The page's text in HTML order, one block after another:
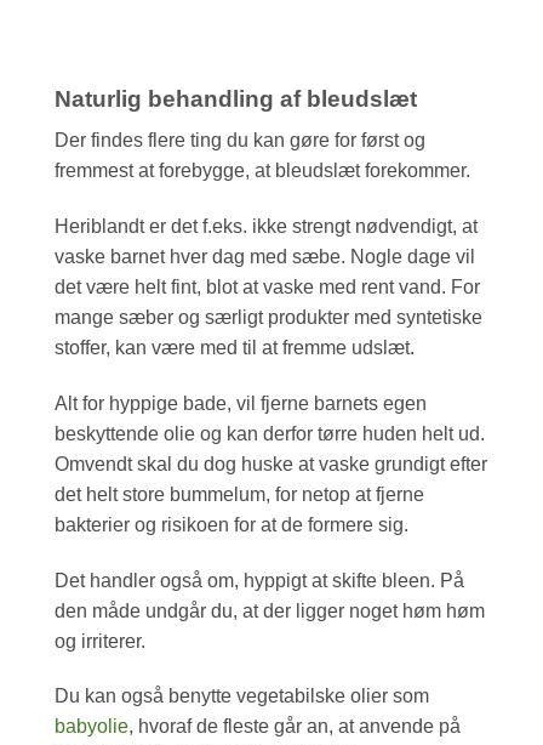
Naturlig behandling af bleudslæt
Der findes flere ting du kan gøre for først og
fremmest at forebygge, at bleudslæt forekommer.
Heriblandt er det f.eks. ikke strengt nødvendigt, at
vaske barnet hver dag med sæbe. Nogle dage vil
det være helt fint, blot at vaske med rent vand. For
mange sæber og særligt produkter med syntetiske
stoffer, kan være med til at fremme udslæt.
Alt for hyppige bade, vil fjerne barnets egen
beskyttende olie og kan derfor tørre huden helt ud.
Omvendt skal du dog huske at vaske grundigt efter
det helt store bummelum, for netop at fjerne
bakterier og risikoen for at de formere sig.
Det handler også om, hyppigt at skifte bleen. På
den måde undgår du, at der ligger noget høm høm
og irriterer.
Du kan også benytte vegetabilske olier som
babyolie, hvoraf de fleste går an, at anvende på